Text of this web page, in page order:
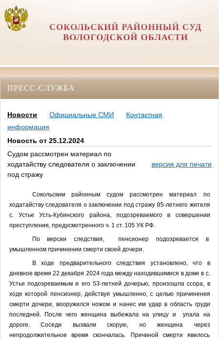
СОКОЛЬСКИЙ РАЙОННЫЙ СУД
ВОЛОГОДСКОЙ ОБЛАСТИ
ПРЕСС-СЛУЖБА
Новости Официальные СМИ
Контактная
информация
Новость от 25.12.2024
Судом рассмотрен материал по
ходатайству следователя о заключении
под стражу
версия для печати
Сокольским районным судом рассмотрен материал по
ходатайству следователя о заключении под стражу 85-летнего жителя
с. Устье Усть-Кубинского района, подозреваемого в совершении
преступления, предусмотренного ч. 1 ст. 105 УК РФ.
По версии следствия,
пенсионер подозревается в
умышленном причинении смерти своей дочери.
В ходе предварительного следствия установлено, что в
дневное время 22 декабря 2024 года между находившимися в доме в с.
Устье подозреваемым и его 53-летней дочерью, произошла ссора, в
ходе которой пенсионер, действуя умышленно, с целью причинения
смерти дочери, вооружился ножом и нанес им удар в область груди
последней. После чего женщина выбежала на улицу и
упала на
дороге. Соседи вызвали скорую, но женщина через
непродолжительное время скончалась. Причиной смерти явилось